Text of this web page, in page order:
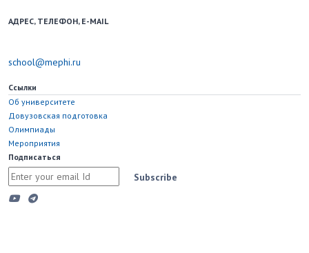
АДРЕС, ТЕЛЕФОН, E-MAIL
school@mephi.ru
Ссылки
Об университете
Довузовская подготовка
Олимпиады
Мероприятия
Подписаться
Subscribe